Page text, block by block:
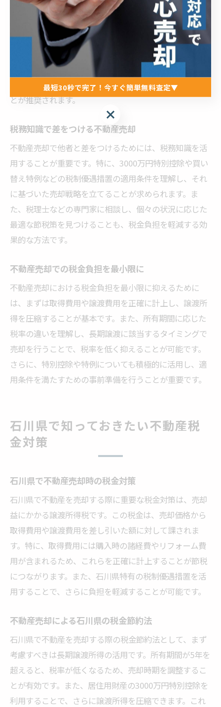
不動産売却において、売却時期の選択は税制優遇を活用
する上で非常に重要です。所有期間が5年以上である場
合、長期譲渡所得として税率が低くなるため、売却時期
を慎重に選ぶことが求められます。また、年度末や年度
始めは税法改正のタイミングとも重なるため、最新の税
制を確認し、最も有利な時期を見極めて売却を進めるこ
とが推奨されます。
税務知識で差をつける不動産売却
不動産売却で他者と差をつけるためには、税務知識を活
用することが重要です。特に、3000万円特別控除や買い
替え特例などの税制優遇措置の適用条件を理解し、それ
に基づいた売却戦略を立てることが求められます。ま
た、税理士などの専門家に相談し、個々の状況に応じた
最適な節税策を見つけることも、税金負担を軽減する効
果的な方法です。
不動産売却での税金負担を最小限に
不動産売却における税金負担を最小限に抑えるために
は、まずは取得費用や譲渡費用を正確に計上し、譲渡所
得を圧縮することが基本です。また、所有期間に応じた
税率の違いを理解し、長期譲渡に該当するタイミングで
売却を行うことで、税率を低く抑えることが可能です。
さらに、特別控除や特例についても積極的に活用し、適
用条件を満たすための事前準備を行うことが重要です。
石川県で知っておきたい不動産税
金対策
石川県で不動産売却時の税金対策
石川県で不動産を売却する際に重要な税金対策は、売却
益にかかる譲渡所得税です。この税金は、売却価格から
取得費用や譲渡費用を差し引いた額に対して課されま
す。特に、取得費用には購入時の諸経費やリフォーム費
用が含まれるため、これらを正確に計上することが節税
につながります。また、石川県特有の税制優遇措置を活
用することで、さらに負担を軽減することが可能です。
不動産売却による石川県の税金節約法
石川県で不動産を売却する際の税金節約法として、まず
考慮すべきは長期譲渡所得の活用です。所有期間が5年を
超えると、税率が低くなるため、売却時期を調整するこ
とが有効です。また、居住用財産の3000万円特別控除を
利用することで、さらに譲渡所得を圧縮できます。これ
最短30秒で完了！今すぐ簡単無料査定▼
最短30秒で完了！今すぐ簡単無料査定▼